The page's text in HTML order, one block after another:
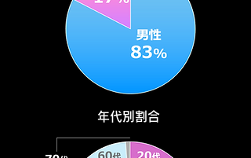
年代別割合